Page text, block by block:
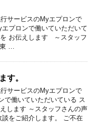
サービスのMyエプロンで
プロンで働いていただいて
お伝えします ～スタッフ
東 …
す。
サービスのMyエプロンで
で働いていただいている ス
します ～スタッフさんの声
をご紹介します。 ご不在